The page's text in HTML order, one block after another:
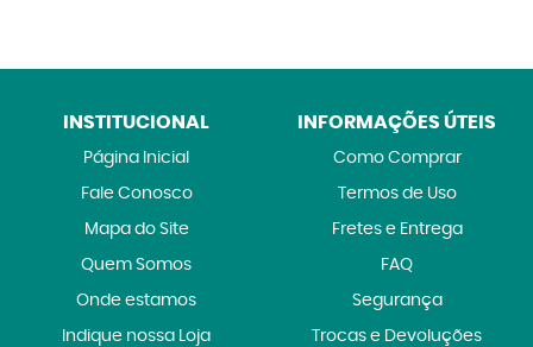
INSTITUCIONAL
Página Inicial
Fale Conosco
Mapa do Site
Quem Somos
Onde estamos
Indique nossa Loja
INFORMAÇÕES ÚTEIS
Como Comprar
Termos de Uso
Fretes e Entrega
FAQ
Segurança
Trocas e Devoluções